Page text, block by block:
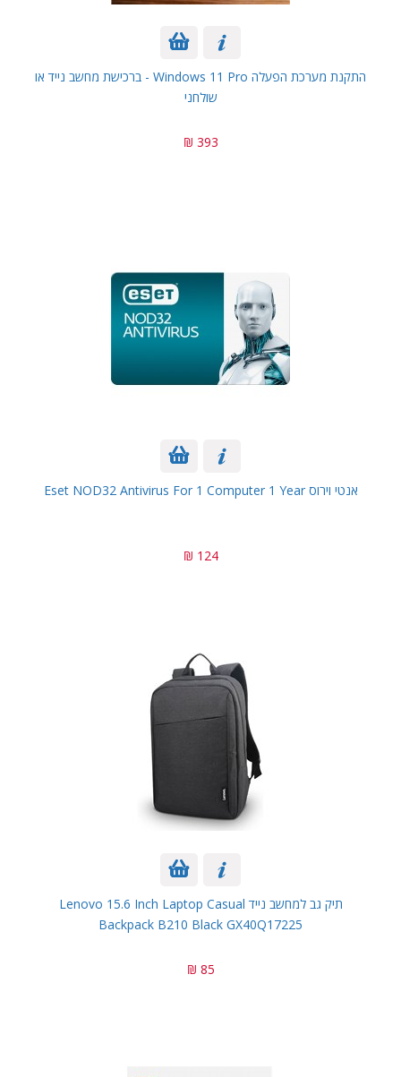
התקנת מערכת הפעלה Windows 11 Pro - ברכישת מחשב נייד או
שולחני
393 ₪
אנטי וירוס Eset NOD32 Antivirus For 1 Computer 1 Year
124 ₪
תיק גב למחשב נייד Lenovo 15.6 Inch Laptop Casual
Backpack B210 Black GX40Q17225
85 ₪